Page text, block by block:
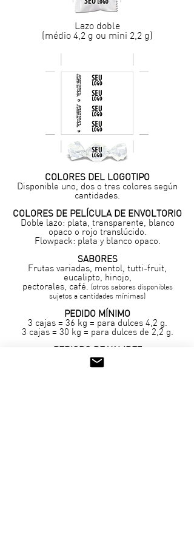
Lazo doble
(médio 4,2 g ou mini 2,2 g)
COLORES DEL LOGOTIPO
Disponible uno, dos o tres colores según
cantidades.
COLORES DE PELÍCULA DE ENVOLTORIO
Doble lazo: plata, transparente, blanco
opaco o rojo translúcido.
Flowpack: plata y blanco opaco.
SABORES
Frutas variadas, mentol, tutti-fruit,
eucalipto, hinojo,
pectorales, café.
(otros sabores disponibles
sujetos a cantidades mínimas)
PEDIDO MÍNIMO
3 cajas = 36 kg = para dulces 4,2 g.
3 cajas = 30 kg = para dulces de 2,2 g.
3 años después de la producción.